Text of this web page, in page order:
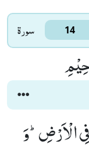
سورۃ 14
فِی الْاَرْضِؕ-وَ